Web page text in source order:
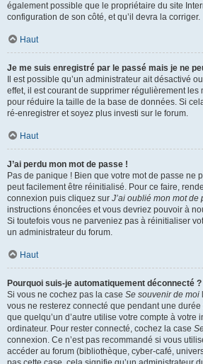
également possible que le propriétaire du site
configuration de son côté, et qu’il devra la corriger.
Haut
Je me suis enregistré par le passé mais je ne
Il est possible qu’un administrateur ait désactivé
effet, il est courant de supprimer régulièrement les
pour réduire la taille de la base de données. Si
ré-enregistrer et soyez plus investi sur le forum.
Haut
J’ai perdu mon mot de passe !
Pas de panique ! Bien que votre mot de passe ne
peut facilement être réinitialisé. Pour ce faire,
connexion puis cliquez sur J’ai oublié mon mot de
instructions énoncées et vous devriez pouvoir à
Si toutefois vous ne parveniez pas à réinitialiser
un administrateur du forum.
Haut
Pourquoi suis-je automatiquement déconnecté ?
Si vous ne cochez pas la case Se souvenir de moi
vous ne resterez connecté que pendant une
que quelqu’un d’autre utilise votre compte à votre
ordinateur. Pour rester connecté, cochez la case
connexion. Ce n’est pas recommandé si vous
accéder au forum (bibliothèque, cyber-café,